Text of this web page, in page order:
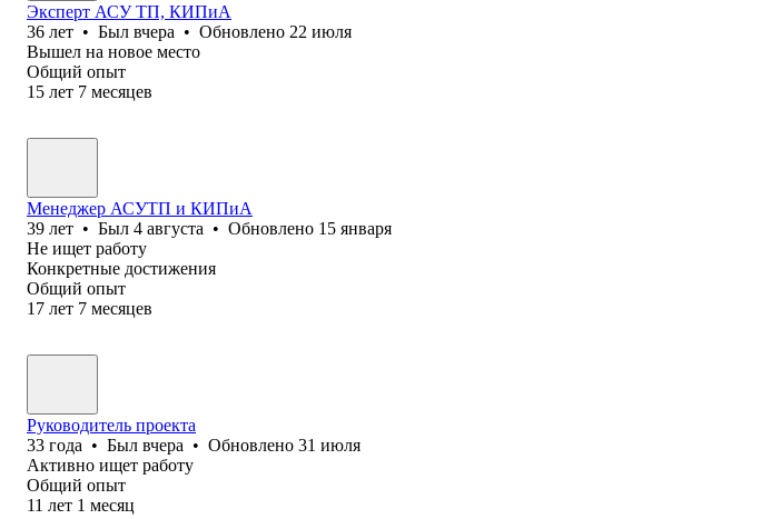
Эксперт АСУ ТП, КИПиА
36 лет • Был вчера • Обновлено 22 июля
Вышел на новое место
Общий опыт
15 лет 7 месяцев
Менеджер АСУТП и КИПиА
39 лет • Был 4 августа • Обновлено 15 января
Не ищет работу
Конкретные достижения
Общий опыт
17 лет 7 месяцев
Руководитель проекта
33 года • Был вчера • Обновлено 31 июля
Активно ищет работу
Общий опыт
11 лет 1 месяц